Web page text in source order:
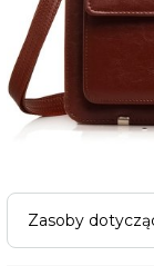
Zasoby